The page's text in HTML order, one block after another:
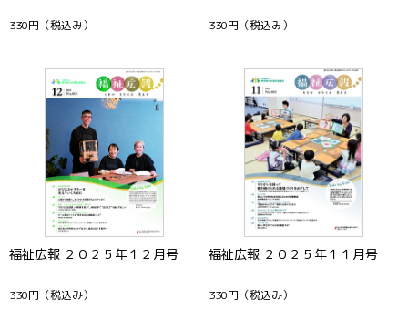
330円 （税込み） 330円 （税込み）
福祉広報 ２０２５年１２月号
330円 （税込み）
福祉広報 ２０２５年１１月号
330円 （税込み）